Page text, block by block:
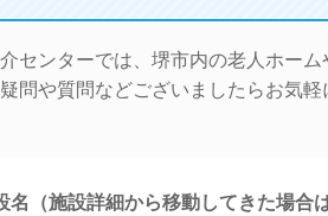
センターでは、堺市内の老人ホー
問や質問などございましたらお気軽
名（施設詳細から移動してきた場合